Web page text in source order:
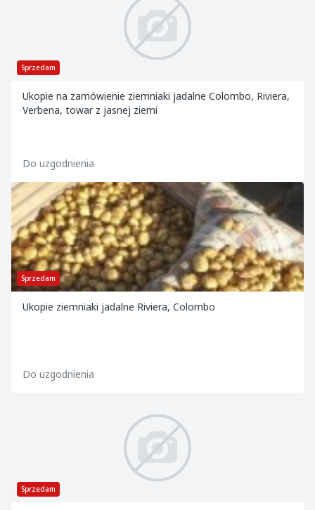
Sprzedam
Ukopie na zamówienie ziemniaki jadalne Colombo, Riviera,
Verbena, towar z jasnej ziemi
Do uzgodnienia
Sprzedam
Ukopie ziemniaki jadalne Riviera, Colombo
Do uzgodnienia
Sprzedam